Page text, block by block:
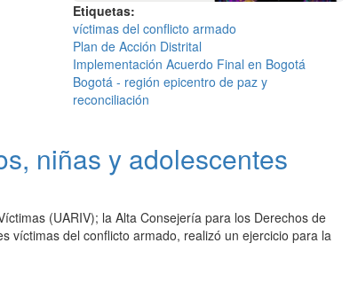
Etiquetas
víctimas del conflicto armado
Plan de Acción Distrital
Implementación Acuerdo Final en Bogotá
Bogotá - región epicentro de paz y
reconciliación
niñas y adolescentes
(UARIV); la Alta Consejería para los Derechos de
víctimas del conflicto armado, realizó un ejercicio para la